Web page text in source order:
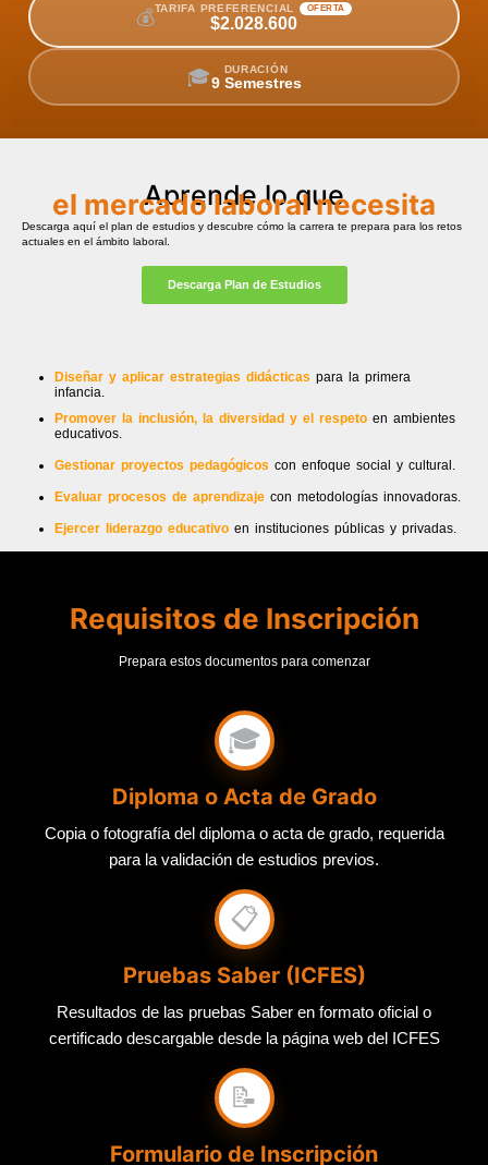
💰TARIFA PREFERENCIAL OFERTA
$2.028.600
🎓 DURACIÓN
9 Semestres
Aprende lo que
el mercado laboral necesita
Descarga aquí el plan de estudios y descubre cómo la carrera te prepara para los retos
actuales en el ámbito laboral.
Descarga Plan de Estudios
Diseñar y aplicar estrategias didácticas para la primera
infancia.
Promover la inclusión, la diversidad y el respeto en ambientes
educativos.
Gestionar proyectos pedagógicos con enfoque social y cultural.
Evaluar procesos de aprendizaje con metodologías innovadoras.
Ejercer liderazgo educativo en instituciones públicas y privadas.
Requisitos de Inscripción
Prepara estos documentos para comenzar
🎓
Diploma o Acta de Grado
Copia o fotografía del diploma o acta de grado, requerida
para la validación de estudios previos.
📋
Pruebas Saber (ICFES)
Resultados de las pruebas Saber en formato oficial o
certificado descargable desde la página web del ICFES
📝
Formulario de Inscripción